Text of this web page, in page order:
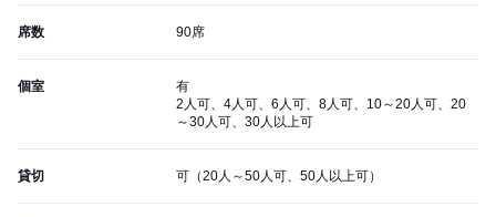
席数 90席
個室
有
2人可、4人可、6人可、8人可、10～20人可、20
～30人可、30人以上可
貸切 可（20人～50人可、50人以上可）